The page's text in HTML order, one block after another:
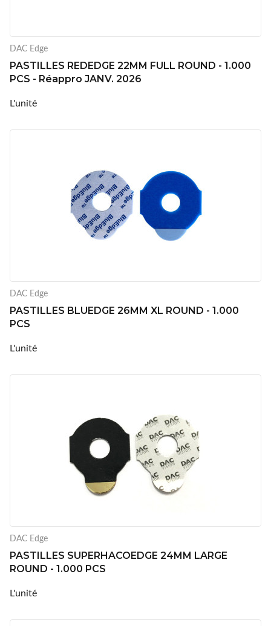
DAC Edge
PASTILLES REDEDGE 22MM FULL ROUND - 1.000
PCS - Réappro JANV. 2026
L'unité
DAC Edge
PASTILLES BLUEDGE 26MM XL ROUND - 1.000
PCS
L'unité
DAC Edge
PASTILLES SUPERHACOEDGE 24MM LARGE
ROUND - 1.000 PCS
L'unité